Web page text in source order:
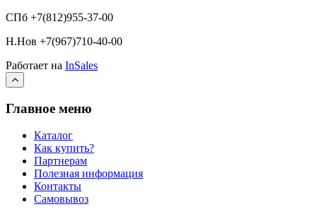
СПб +7(812)955-37-00
Н.Нов +7(967)710-40-00
Работает на InSales
Главное меню
Каталог
Как купить?
Партнерам
Полезная информация
Контакты
Самовывоз